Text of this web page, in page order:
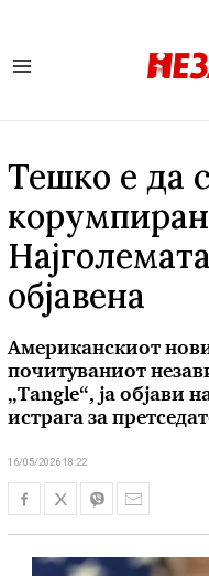
Тешко е да
објавена
Американскиот
почитуваниот
„Tangle“, ја објави
истрага за
16/05/2026 18:22